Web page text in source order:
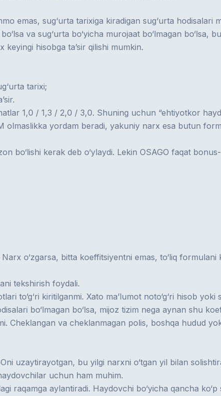
emas, sug‘urta tarixiga kiradigan sug‘urta hodisalari
va sug‘urta bo‘yicha murojaat bo‘lmagan bo‘lsa,
keyingi hisobga ta’sir qilishi mumkin.
tarixi;
1,0 / 1,3 / 2,0 / 3,0. Shuning uchun “ehtiyotkor
olmaslikka yordam beradi, yakuniy narx esa butun
bo‘lishi kerak deb o‘ylaydi. Lekin OSAGO faqat
o‘zgarsa, bitta koeffitsiyentni emas, to‘liq formulani
tekshirish foydali.
to‘g‘ri kiritilganmi. Xato ma’lumot noto‘g‘ri hisob
bo‘lmagan bo‘lsa, mijoz tizim nega aynan shu
Cheklangan va cheklanmagan polis, boshqa hudud
uzaytirayotgan, bu yilgi narxni o‘tgan yil bilan
uchun ham muhim.
raqamga aylantiradi. Haydovchi bo‘yicha qancha